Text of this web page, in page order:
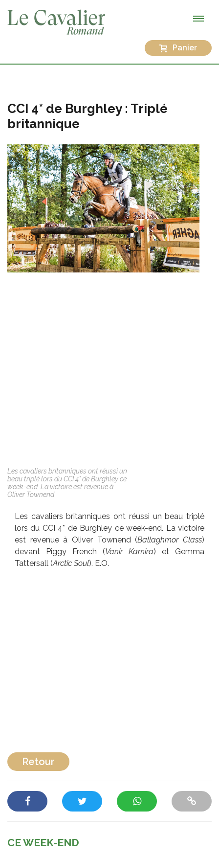
Panier
CCI 4* de Burghley : Triplé
britannique
Les cavaliers britanniques ont réussi un
beau triplé lors du CCI 4* de Burghley ce
week-end. La victoire est revenue à
Oliver Townend
Les cavaliers britanniques ont réussi un beau triplé
lors du CCI 4* de Burghley ce week-end. La victoire
est revenue à Oliver Townend (Ballaghmor Class)
devant Piggy French (Vanir Kamira) et Gemma
Tattersall (Arctic Soul). E.O.
Retour
CE WEEK-END